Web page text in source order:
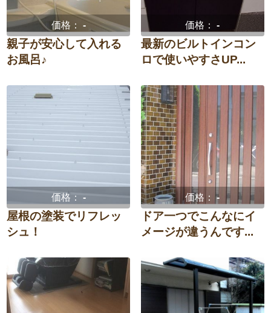
価格： -
親子が安心して入れる
お風呂♪
価格：-
最新のビルトインコン
ロで使いやすさUP...
価格： -
屋根の塗装でリフレッ
シュ！
価格：-
ドア一つでこんなにイ
メージが違うんです...